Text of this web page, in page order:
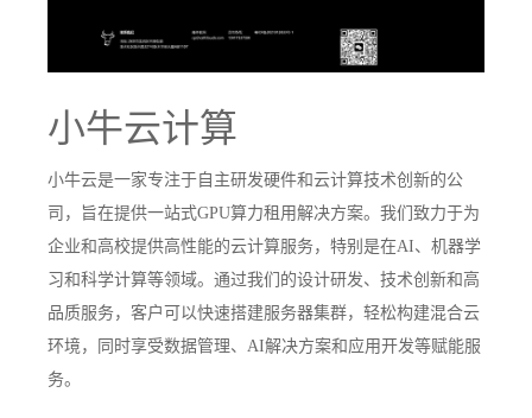
小牛云计算
小牛云是一家专注于自主研发硬件和云计算技术创新的公
司，旨在提供一站式GPU算力租用解决方案。我们致力于为
企业和高校提供高性能的云计算服务，特别是在AI、机器学
习和科学计算等领域。通过我们的设计研发、技术创新和高
品质服务，客户可以快速搭建服务器集群，轻松构建混合云
环境，同时享受数据管理、AI解决方案和应用开发等赋能服
务。